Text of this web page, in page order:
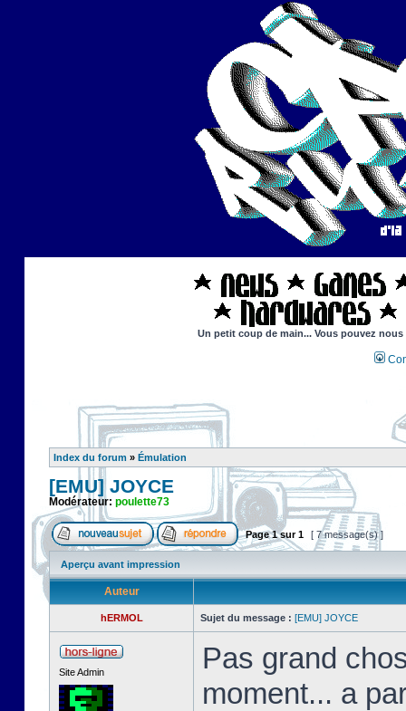
Un petit coup de main... Vous pouvez
Index du forum » Émulation
[EMU] JOYCE
Modérateur: poulette73
Page1sur1 [ 7 message(s) ]
Aperçu avant impression
Auteur
hERMOL Sujet du message : [EMU] JOYCE
Site Admin
Pas grand
moment... a